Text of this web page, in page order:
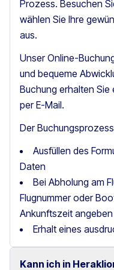
Prozess. Besuchen
wählen Sie Ihre
aus.
Unser Online-
und bequeme
Buchung erhalten
per E-Mail.
Der
Ausfüllen des
Daten
Bei Abholung am
Flugnummer oder
Ankunftszeit angeben
Erhalt eines
Kann ich in